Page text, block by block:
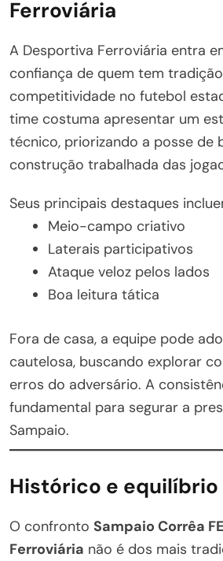
Ferroviária
A Desportiva Ferroviária entra
confiança de quem tem
competitividade no futebol
time costuma apresentar um
técnico, priorizando a posse de
construção trabalhada das
Seus principais destaques
Meio-campo criativo
Laterais participativos
Ataque veloz pelos lados
Boa leitura tática
Fora de casa, a equipe pode
cautelosa, buscando explorar
erros do adversário. A
fundamental para segurar a
Sampaio.
Histórico e equilíbrio
O confronto Sampaio Corrêa
Ferroviária não é dos mais